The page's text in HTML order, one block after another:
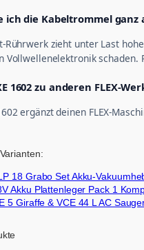
ich die Kabeltrommel ganz
Rührwerk zieht unter Last
Vollwellenelektronik
1602 zu anderen FLEX-
ergänzt deinen FLEX-
18 Grabo Set Akku-
Akku Plattenleger Pack 1
5 Giraffe & VCE 44 L AC